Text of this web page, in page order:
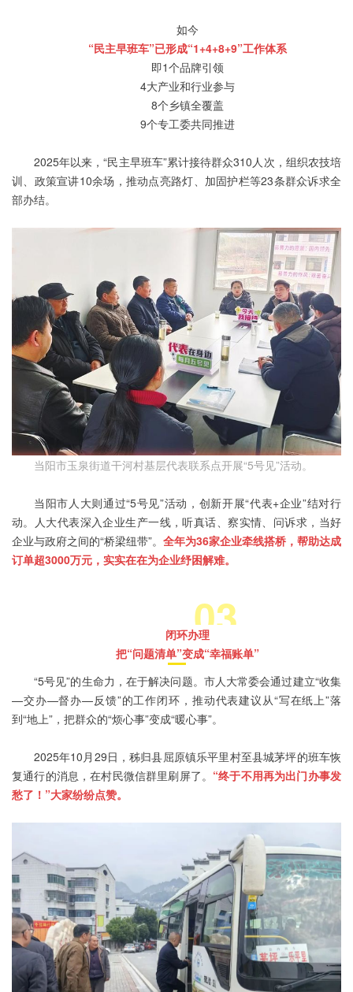
如今
“民主早班车”已形成“1+4+8+9”工作体系
即1个品牌引领
4大产业和行业参与
8个乡镇全覆盖
9个专工委共同推进
2025年以来，“民主早班车”累计接待群众310人次，组织农技培
训、政策宣讲10余场，推动点亮路灯、加固护栏等23条群众诉求全
部办结。
当阳市玉泉街道干河村基层代表联系点开展“5号见”活动。
当阳市人大则通过“5号见”活动，创新开展“代表+企业”结对行
动。人大代表深入企业生产一线，听真话、察实情、问诉求，当好
企业与政府之间的“桥梁纽带”。 全年为36家企业牵线搭桥，帮助达成
订单超3000万元，实实在在为企业纾困解难。
03
闭环办理
把“问题清单”变成“幸福账单”
“5号见”的生命力，在于解决问题。市人大常委会通过建立“收集
—交办—督办—反馈”的工作闭环，推动代表建议从“写在纸上”落
到“地上”，把群众的“烦心事”变成“暖心事”。
2025年10月29日，秭归县屈原镇乐平里村至县城茅坪的班车恢
复通行的消息，在村民微信群里刷屏了。 “终于不用再为出门办事发
愁了！”大家纷纷点赞。